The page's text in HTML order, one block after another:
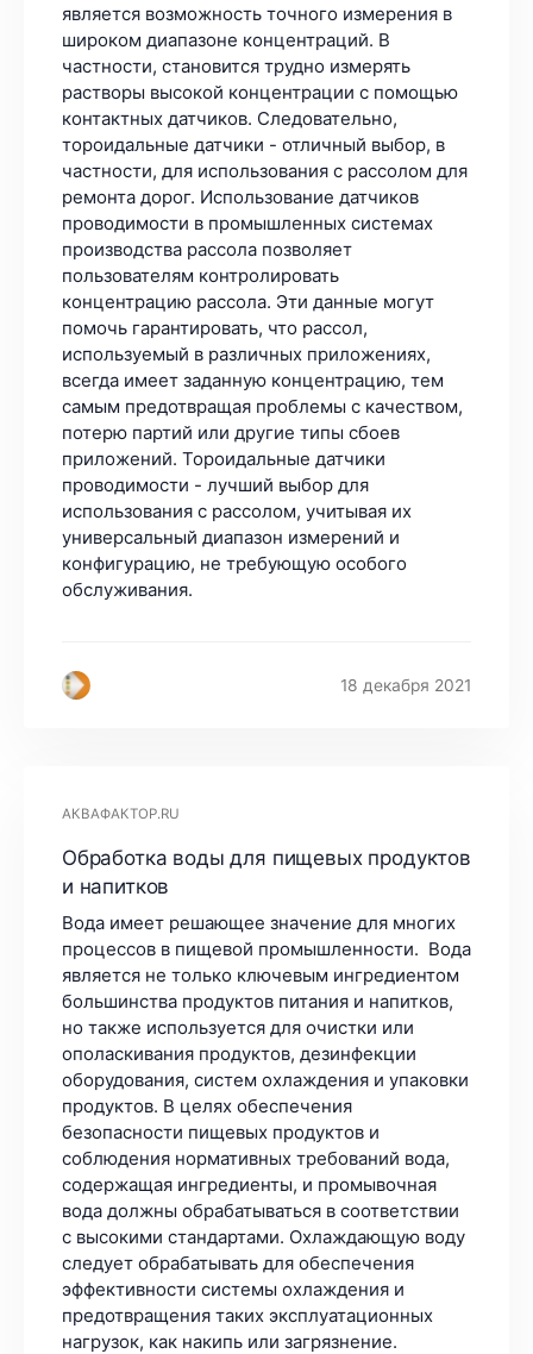
является возможность точного измерения в
широком диапазоне концентраций. В
частности, становится трудно измерять
растворы высокой концентрации с помощью
контактных датчиков. Следовательно,
тороидальные датчики - отличный выбор, в
частности, для использования с рассолом для
ремонта дорог. Использование датчиков
проводимости в промышленных системах
производства рассола позволяет
пользователям контролировать
концентрацию рассола. Эти данные могут
помочь гарантировать, что рассол,
используемый в различных приложениях,
всегда имеет заданную концентрацию, тем
самым предотвращая проблемы с качеством,
потерю партий или другие типы сбоев
приложений. Тороидальные датчики
проводимости - лучший выбор для
использования с рассолом, учитывая их
универсальный диапазон измерений и
конфигурацию, не требующую особого
обслуживания.
18 декабря 2021
АКВАФАКТОР.RU
Обработка воды для пищевых продуктов
и напитков
Вода имеет решающее значение для многих
процессов в пищевой промышленности. Вода
является не только ключевым ингредиентом
большинства продуктов питания и напитков,
но также используется для очистки или
ополаскивания продуктов, дезинфекции
оборудования, систем охлаждения и упаковки
продуктов. В целях обеспечения
безопасности пищевых продуктов и
соблюдения нормативных требований вода,
содержащая ингредиенты, и промывочная
вода должны обрабатываться в соответствии
с высокими стандартами. Охлаждающую воду
следует обрабатывать для обеспечения
эффективности системы охлаждения и
предотвращения таких эксплуатационных
нагрузок, как накипь или загрязнение.